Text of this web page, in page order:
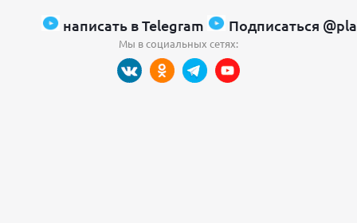
написать в Telegram Подписаться
Мы в социальных сетях: